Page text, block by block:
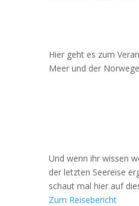
Hier geht es zum
Meer und der
Und wenn ihr wissen
der letzten Seereise
schaut mal hier auf
Zum Reisebericht